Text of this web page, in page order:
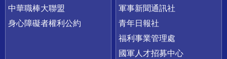
中華職棒大聯盟
身心障礙者權利公約
軍事新聞通訊社
青年日報社
福利事業管理處
國軍人才招募中心